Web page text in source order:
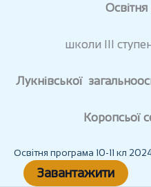
школи III
Лукнівської
Коропсьої
Освітня програма 10-11 кл
Завантажити